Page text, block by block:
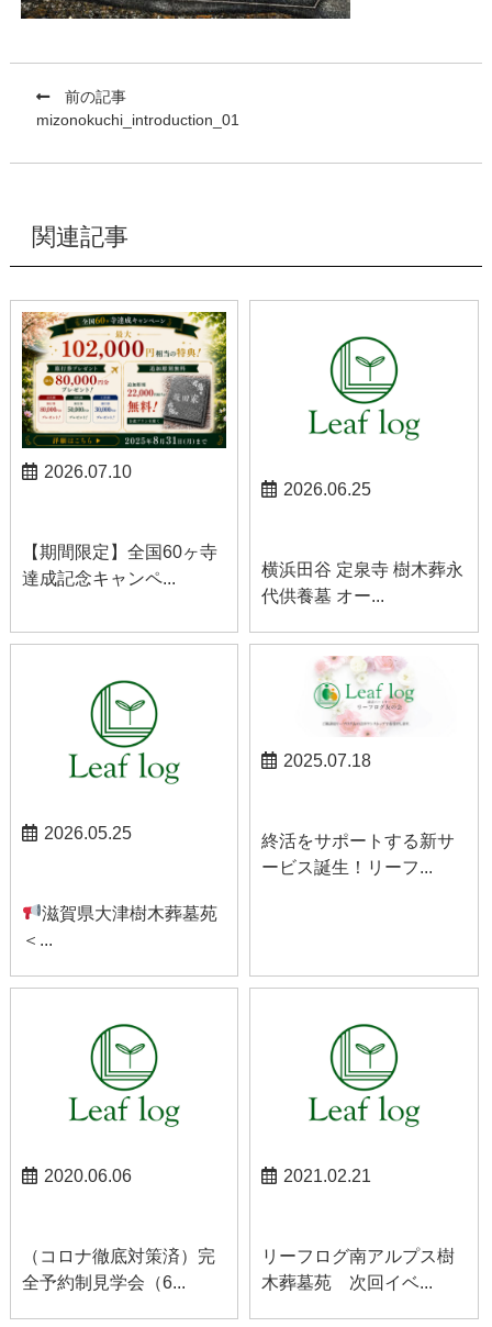
前の記事
mizonokuchi_introduction_01
関連記事
2026.07.10
【期間限定】全国60ヶ寺
達成記念キャンペ...
2026.06.25
横浜田谷 定泉寺 樹木葬永
代供養墓 オー...
2026.05.25
滋賀県大津樹木葬墓苑
＜...
2025.07.18
終活をサポートする新サ
ービス誕生！リーフ...
2020.06.06
（コロナ徹底対策済）完
全予約制見学会（6...
2021.02.21
リーフログ南アルプス樹
木葬墓苑 次回イベ...